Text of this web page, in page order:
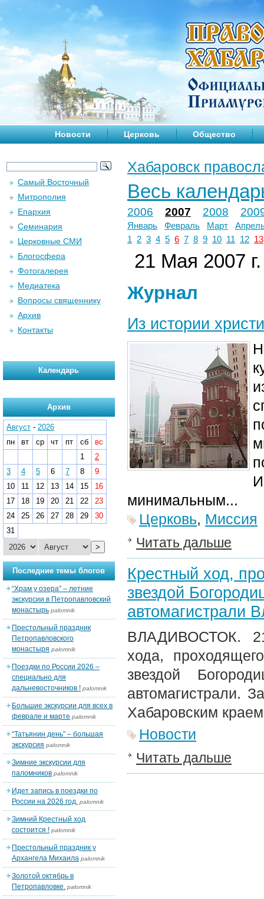
Новости Церковь Общество
Хабаровск
Весь
2006 2007 2008
Январь Февраль Март
1
2 3 4 5 6 7 8 9 10 11 12 13
21 Мая 2007 г.
Журнал
Из истории
минимальным...
Церковь, Миссия
Читать дальше
Крестный ход,
звездой
автомагистрали
ВЛАДИВОСТОК.
хода,
звездой
автомагистрали.
Хабаровским
Новости
Читать дальше
Самый Восточный
Митрополия
Епархия
Семинария
Церковные СМИ
Блогосфера
Фотогалерея
Медиатека
Вопросы священнику
Архив
Контакты
Календарь
Архив
Август - 2026
пн
вт ср чт пт сб
вс
1
2
3
4 5 6 7 8
9
10
11 12 13 14 15
16
17
18 19 20 21 22
23
24
25 26 27 28 29
30
31
>
Последние темы блогов
“Храм у озера” – летние
экскурсии в Петропавловский
монастырь palomnik
Престольный праздник
Петропавловского
монастыря palomnik
Поездки по России 2026 –
специально для
дальневосточников ! palomnik
Большие экскурсии для всех в
феврале и марте palomnik
“Татьянин день” – большая
экскурсия palomnik
Зимние экскурсии для
паломников palomnik
Идет запись в поездки по
России на 2026 год. palomnik
Зимний Крестный ход
состоится ! palomnik
Престольный праздник у
Архангела Михаила palomnik
Золотой октябрь в
Петропавловке. palomnik